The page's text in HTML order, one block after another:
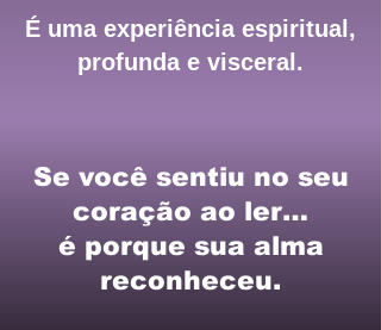
É uma experiência espiritual,
profunda e visceral.
Se você sentiu no seu
coração ao ler…
é porque sua alma
reconheceu.